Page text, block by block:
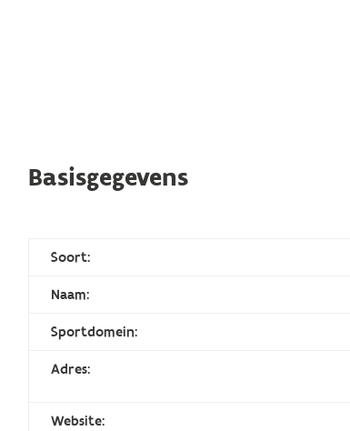
Basisgegevens
Soort:
Naam:
Sportdomein:
Adres:
Website: